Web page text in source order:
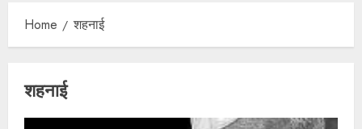
Home शहनाई
शहनाई